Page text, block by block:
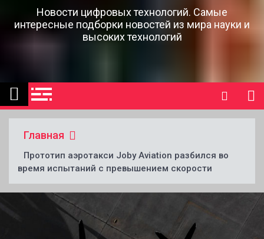
Новости цифровых технологий. Самые
интересные подборки новостей из мира науки и
высоких технологий
Главная
Прототип аэротакси Joby Aviation разбился во
время испытаний с превышением скорости